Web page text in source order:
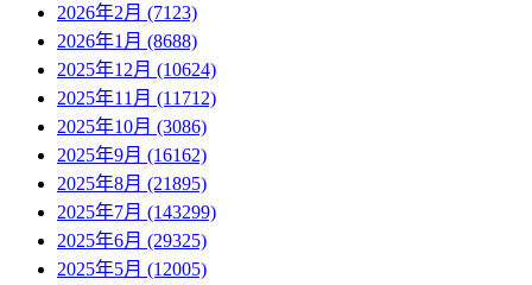
2026年2月 (7123)
2026年1月 (8688)
2025年12月 (10624)
2025年11月 (11712)
2025年10月 (3086)
2025年9月 (16162)
2025年8月 (21895)
2025年7月 (143299)
2025年6月 (29325)
2025年5月 (12005)